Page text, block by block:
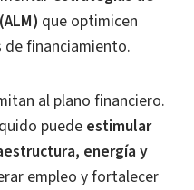
que optimicen
financiamiento.
al plano financiero.
puedeestimular
energía y
empleo y fortalecer